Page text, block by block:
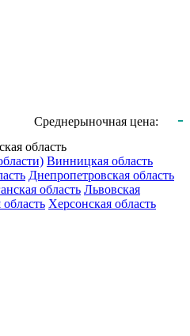
Среднерыночная цена: -
область
Винницкая область
Днепропетровская область
область Львовская
Херсонская область